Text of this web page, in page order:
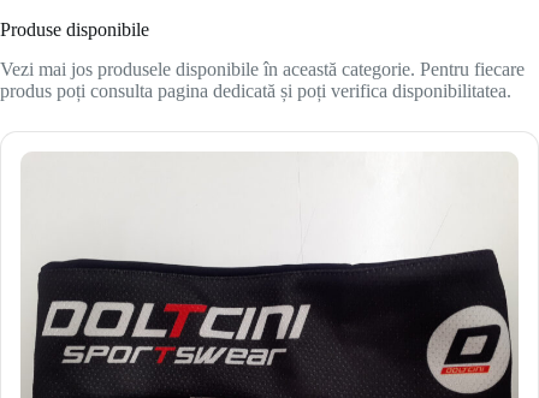
Produse disponibile
Vezi mai jos produsele disponibile în această categorie. Pentru fiecare
produs poți consulta pagina dedicată și poți verifica disponibilitatea.